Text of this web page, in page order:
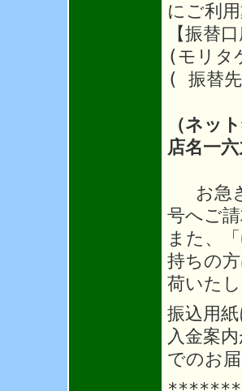
にご利
【振替
(モリタ
( 振替
（ネッ
店名一
お急ぎ
号へご
また、
持ちの
荷いた
振込用
入金案
でのお